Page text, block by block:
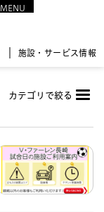
施設・サービス情報
MENU
カテゴリで絞る